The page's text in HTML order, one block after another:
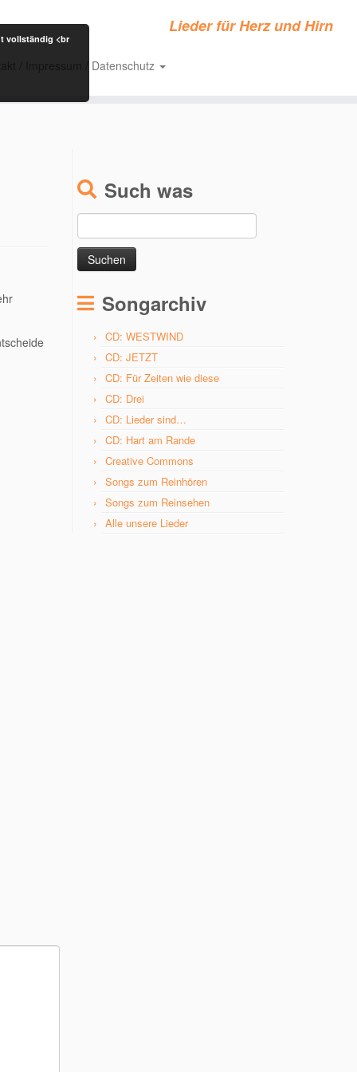
Lieder für Herz und Hirn
/ Impressum / Datenschutz
Such was
nach:
Songarchiv
CD: WESTWIND
CD: JETZT
CD: Für Zeiten wie diese
CD: Drei
CD: Lieder sind…
CD: Hart am Rande
Creative Commons
Songs zum Reinhören
Songs zum Reinsehen
Alle unsere Lieder
vollständig <br